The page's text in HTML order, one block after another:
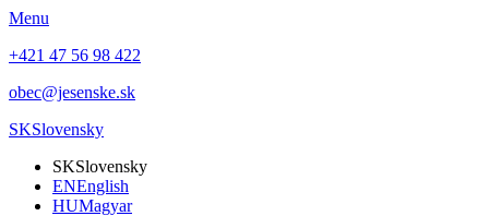
Menu
+421 47 56 98 422
obec@jesenske.sk
SKSlovensky
SKSlovensky
ENEnglish
HUMagyar